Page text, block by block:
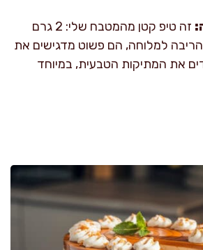
זה טיפ קטן מהמטבח שלי: 2 גרם
למלוחה, הם פשוט מדגישים את
את המתיקות הטבעית, במיוחד